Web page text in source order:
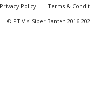
Privacy Policy
Terms &
© PT Visi Siber Banten 2016-